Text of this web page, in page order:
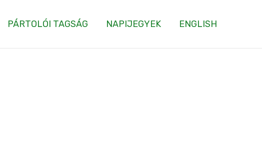
PÁRTOLÓI TAGSÁG NAPIJEGYEK ENGLISH